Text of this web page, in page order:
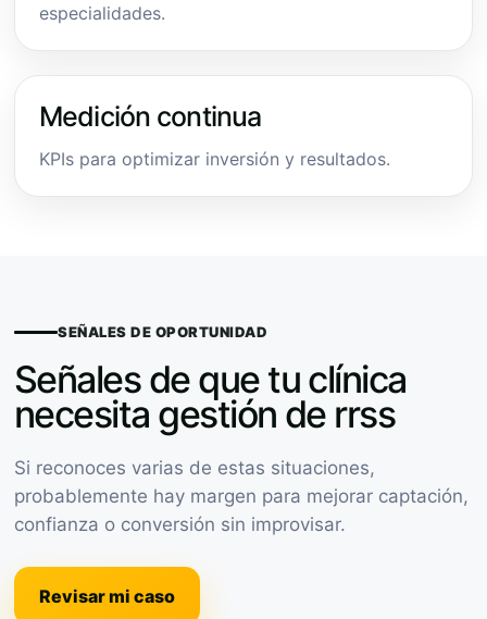
especialidades.
Medición continua
KPIs para optimizar inversión y resultados.
SEÑALES DE OPORTUNIDAD
Señales de que tu clínica
necesita gestión de rrss
Si reconoces varias de estas situaciones,
probablemente hay margen para mejorar captación,
confianza o conversión sin improvisar.
Revisar mi caso